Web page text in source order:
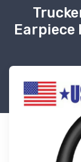
Earpiece